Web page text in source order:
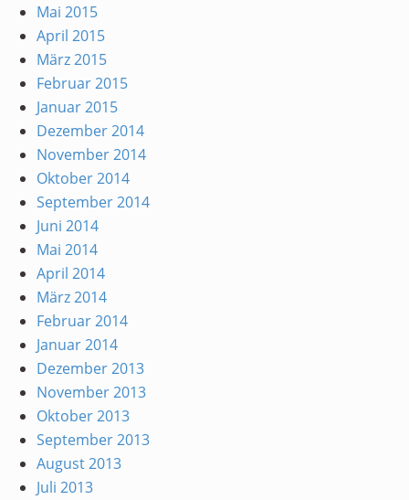
Mai 2015
April 2015
März 2015
Februar 2015
Januar 2015
Dezember 2014
November 2014
Oktober 2014
September 2014
Juni 2014
Mai 2014
April 2014
März 2014
Februar 2014
Januar 2014
Dezember 2013
November 2013
Oktober 2013
September 2013
August 2013
Juli 2013